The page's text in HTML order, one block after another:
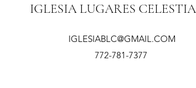
IGLESIA LUGARES
IGLESIABLC@GMAIL.COM
772-781-7377